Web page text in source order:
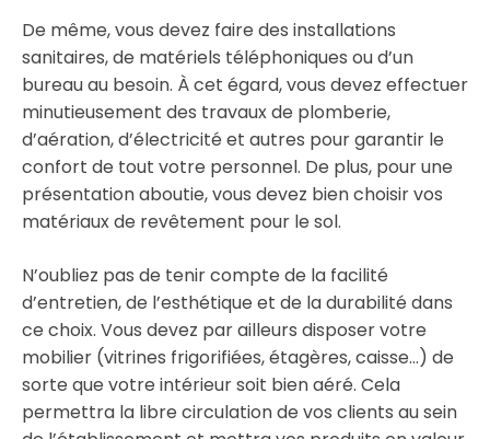
De même, vous devez faire des installations
sanitaires, de matériels téléphoniques ou d’un
bureau au besoin. À cet égard, vous devez effectuer
minutieusement des travaux de plomberie,
d’aération, d’électricité et autres pour garantir le
confort de tout votre personnel. De plus, pour une
présentation aboutie, vous devez bien choisir vos
matériaux de revêtement pour le sol.
N’oubliez pas de tenir compte de la facilité
d’entretien, de l’esthétique et de la durabilité dans
ce choix. Vous devez par ailleurs disposer votre
mobilier (vitrines frigorifiées, étagères, caisse…) de
sorte que votre intérieur soit bien aéré. Cela
permettra la libre circulation de vos clients au sein